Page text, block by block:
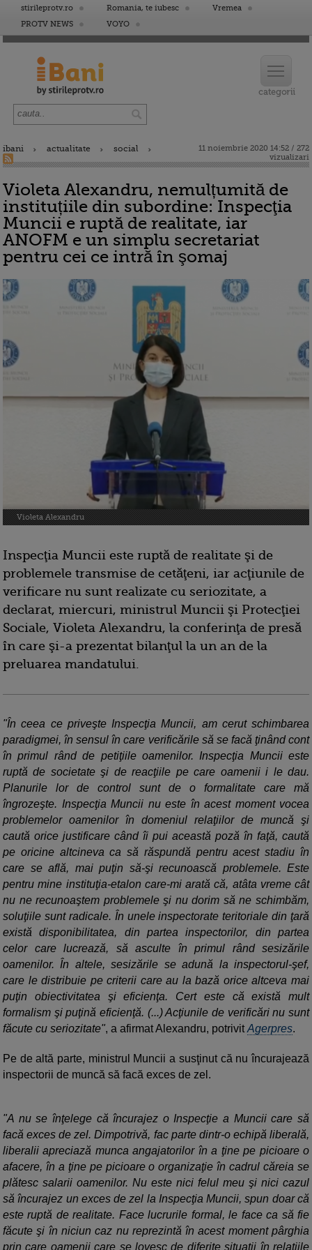
stirileprotv.ro Romania, te iubesc
Vremea
PROTV NEWS
VOYO
ibani actualitate social
11 noiembrie 2020 14:52 / 272
vizualizari
Violeta Alexandru, nemulțumită de
instituțiile din subordine: Inspecţia
Muncii e ruptă de realitate, iar
ANOFM e un simplu secretariat
pentru cei ce intră în şomaj
Violeta Alexandru
Inspecţia Muncii este ruptă de realitate şi de
problemele transmise de cetăţeni, iar acţiunile de
verificare nu sunt realizate cu seriozitate, a
declarat, miercuri, ministrul Muncii şi Protecţiei
Sociale, Violeta Alexandru, la conferinţa de presă
în care şi-a prezentat bilanţul la un an de la
preluarea mandatului.
"În ceea ce priveşte Inspecţia Muncii, am cerut schimbarea
paradigmei, în sensul în care verificările să se facă ţinând cont
în primul rând de petiţiile oamenilor. Inspecţia Muncii este
ruptă de societate şi de reacţiile pe care oamenii i le dau.
Planurile lor de control sunt de o formalitate care mă
îngrozeşte. Inspecţia Muncii nu este în acest moment vocea
problemelor oamenilor în domeniul relaţiilor de muncă şi
caută orice justificare când îi pui această poză în faţă, caută
pe oricine altcineva ca să răspundă pentru acest stadiu în
care se află, mai puţin să-şi recunoască problemele. Este
pentru mine instituţia-etalon care-mi arată că, atâta vreme cât
nu ne recunoaştem problemele şi nu dorim să ne schimbăm,
soluţiile sunt radicale. În unele inspectorate teritoriale din ţară
există disponibilitatea, din partea inspectorilor, din partea
celor care lucrează, să asculte în primul rând sesizările
oamenilor. În altele, sesizările se adună la inspectorul-şef,
care le distribuie pe criterii care au la bază orice altceva mai
puţin obiectivitatea şi eficienţa. Cert este că există mult
formalism şi puţină eficienţă. (...) Acţiunile de verificări nu sunt
făcute cu seriozitate", a afirmat Alexandru, potrivitAgerpres.
Pe de altă parte, ministrul Muncii a susţinut că nu încurajează
inspectorii de muncă să facă exces de zel.
"A nu se înţelege că încurajez o Inspecţie a Muncii care să
facă exces de zel. Dimpotrivă, fac parte dintr-o echipă liberală,
liberalii apreciază munca angajatorilor în a ţine pe picioare o
afacere, în a ţine pe picioare o organizaţie în cadrul căreia se
plătesc salarii oamenilor. Nu este nici felul meu şi nici cazul
să încurajez un exces de zel la Inspecţia Muncii, spun doar că
este ruptă de realitate. Face lucrurile formal, le face ca să fie
făcute şi în niciun caz nu reprezintă în acest moment pârghia
prin care oamenii care se lovesc de diferite situaţii în relaţiile